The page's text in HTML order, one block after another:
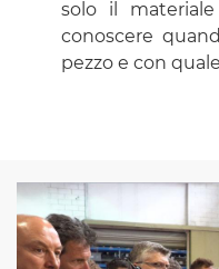
solo il
conoscere
pezzo e con